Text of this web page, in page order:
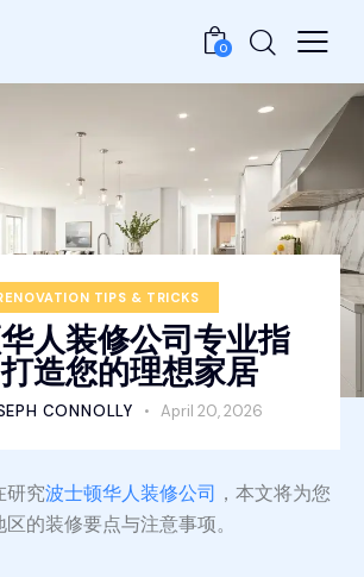
0
TIPS & TRICKS
人装修公司专业指
造您的理想家居
CONNOLLY April 20, 2026
研究波士顿华人装修公司 ，本文将为您
的装修要点与注意事项。